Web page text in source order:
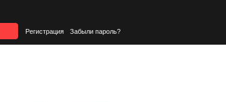
Регистрация Забыли пароль?